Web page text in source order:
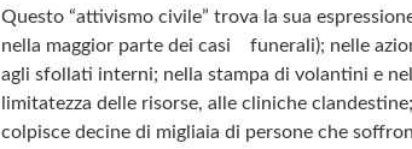
Questo “attivismo civile” trova la sua
nella maggior parte dei casi funerali); nelle
agli sfollati interni; nella stampa di volantini e
limitatezza delle risorse, alle cliniche
colpisce decine di migliaia di persone che